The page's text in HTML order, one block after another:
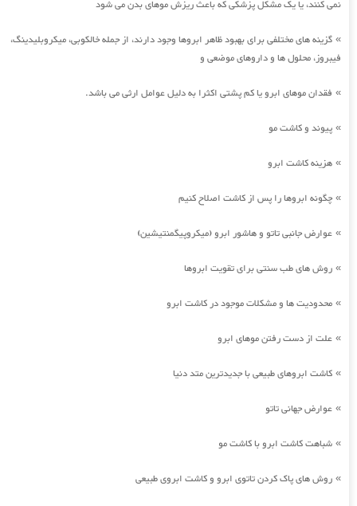
نمی کنند، یا یک مشکل پزشکی که باعث ریزش موهای بدن می شود
» گزینه های مختلفی برای بهبود ظاهر ابروها وجود دارند، از جمله خالکوبی، میکروبلیدینگ،
فیبروز، محلول ها و داروهای موضعی و
» فقدان موهای ابرو یا کم پشتی اکثرا به دلیل عوامل ارثی می باشد.
» پیوند و کاشت مو
» هزینه کاشت ابرو
» چگونه ابروها را پس از کاشت اصلاح کنیم
» عوارض جانبی تاتو و هاشور ابرو (میکروپیگمنتیشین)
» روش های طب سنتی برای تقویت ابروها
» محدودیت ها و مشکلات موجود در کاشت ابرو
» علت از دست رفتن موهای ابرو
» کاشت ابروهای طبیعی با جدیدترین متد دنیا
» عوارض جهانی تاتو
» شباهت کاشت ابرو با کاشت مو
» روش های پاک کردن تاتوی ابرو و کاشت ابروی طبیعی